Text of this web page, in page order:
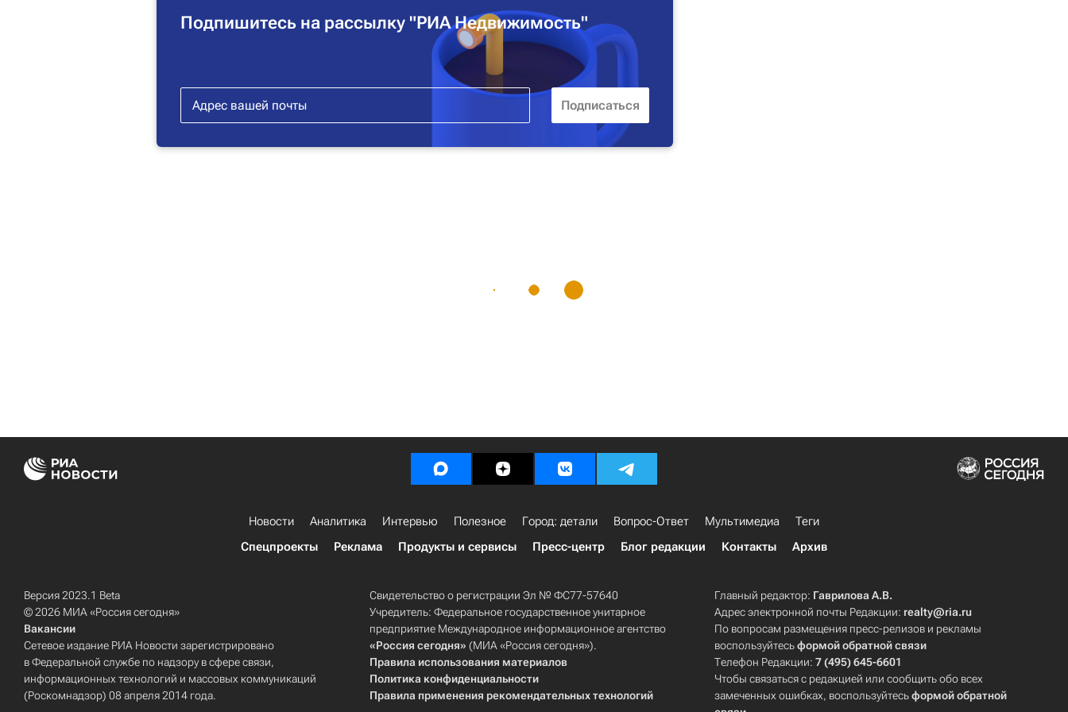
Подпишитесь на рассылку "РИА Недвижимость"
Новости Аналитика Интервью Полезное Город: детали Вопрос-Ответ Мультимедиа
Теги
Спецпроекты
Реклама Продукты и сервисы Пресс-центр Блог редакции Контакты Архив
Версия 2023.1 Beta
© 2026 МИА «Россия сегодня»
Вакансии
Сетевое издание РИА Новости зарегистрировано
в Федеральной службе по надзору в сфере связи,
информационных технологий и массовых коммуникаций
(Роскомнадзор) 08 апреля 2014 года.
Свидетельство о регистрации Эл № ФС77-57640
Учредитель: Федеральное государственное унитарное
предприятие Международное информационное агентство
«Россия сегодня» (МИА «Россия сегодня»).
Правила использования материалов
Политика конфиденциальности
Правила применения рекомендательных технологий
Главный редактор: Гаврилова А.В.
Адрес электронной почты Редакции: realty@ria.ru
По вопросам размещения пресс-релизов и рекламы
воспользуйтесьформой обратной связи
Телефон Редакции:7 (495) 645-6601
Чтобы связаться с редакцией или сообщить обо всех
замеченных ошибках, воспользуйтесьформой обратной